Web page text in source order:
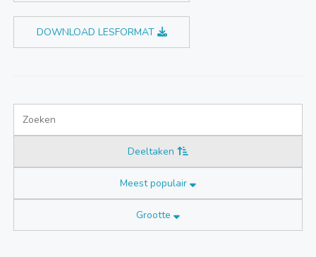
DOWNLOAD LESFORMAT
Deeltaken
Meest populair
Grootte